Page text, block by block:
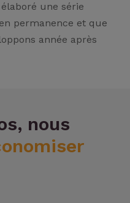
une série
permanence et que
année après
nous